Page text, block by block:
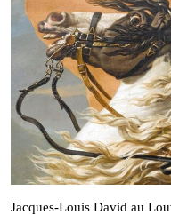
Jacques‑Louis David au